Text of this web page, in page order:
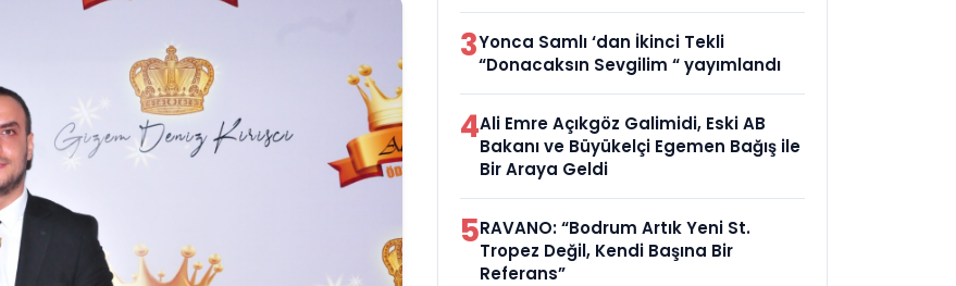
3Yonca Samlı ‘dan İkinci Tekli
“Donacaksın Sevgilim “ yayımlandı
4Ali Emre Açıkgöz Galimidi, Eski AB
Bakanı ve Büyükelçi Egemen Bağış ile
Bir Araya Geldi
5RAVANO: “Bodrum Artık Yeni St.
Tropez Değil, Kendi Başına Bir
Referans”